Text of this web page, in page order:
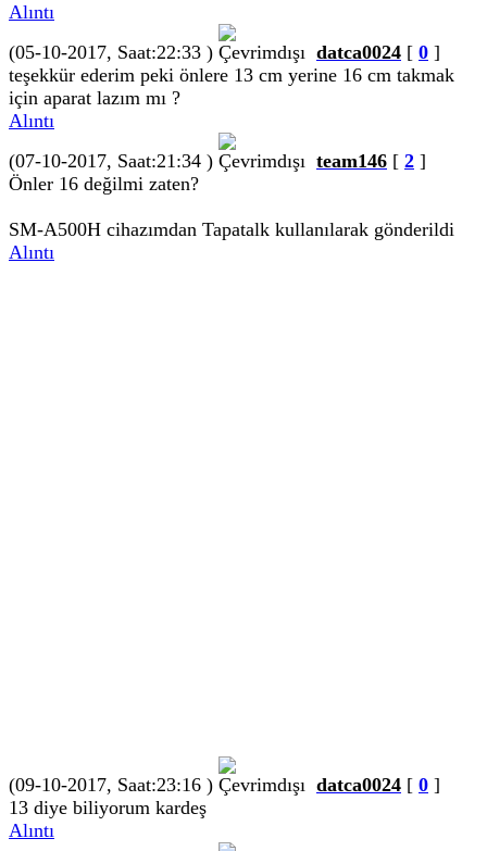
Alıntı
(05-10-2017, Saat:22:33 )
datca0024 [ 0 ]
teşekkür ederim peki önlere 13 cm yerine 16 cm takmak
için aparat lazım mı ?
Alıntı
(07-10-2017, Saat:21:34 )
team146 [ 2 ]
Önler 16 değilmi zaten?
SM-A500H cihazımdan Tapatalk kullanılarak gönderildi
Alıntı
(09-10-2017, Saat:23:16 ) datca0024 [ 0 ]
13 diye biliyorum kardeş
Alıntı